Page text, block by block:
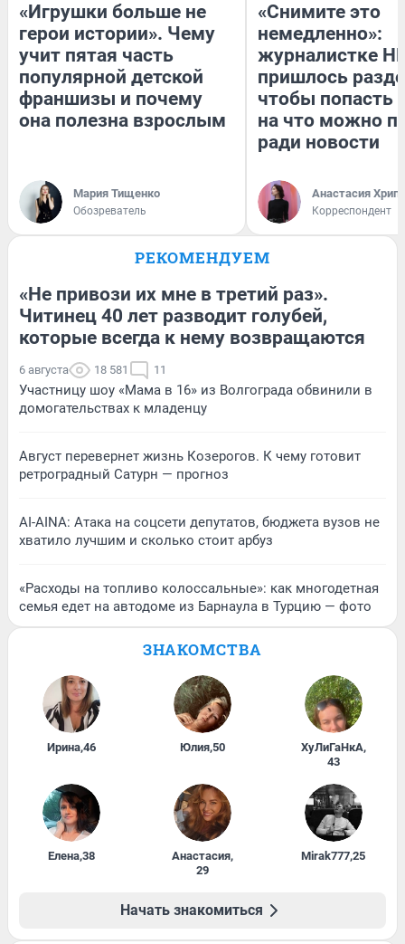
«Игрушки больше не
герои истории». Чему
учит пятая часть
популярной детской
франшизы и почему
она полезна взрослым
Мария Тищенко
Обозреватель
«Снимите это
немедленно»:
журналистке
пришлось
чтобы попасть
на что можно
ради новости
Анастасия
Корреспондент
РЕКОМЕНДУЕМ
«Не привози их мне в третий раз».
Читинец 40 лет разводит голубей,
которые всегда к нему возвращаются
6 августа 18 581 11
Участницу шоу «Мама в 16» из Волгограда обвинили в
домогательствах к младенцу
Август перевернет жизнь Козерогов. К чему готовит
ретроградный Сатурн — прогноз
AI-AINA: Атака на соцсети депутатов, бюджета вузов не
хватило лучшим и сколько стоит арбуз
«Расходы на топливо колоссальные»: как многодетная
семья едет на автодоме из Барнаула в Турцию — фото
ЗНАКОМСТВА
Ирина,46 Юлия,50 ХуЛиГаНкА,
43
Елена,38 Анастасия,
29
Mirak777,25
Начать знакомиться